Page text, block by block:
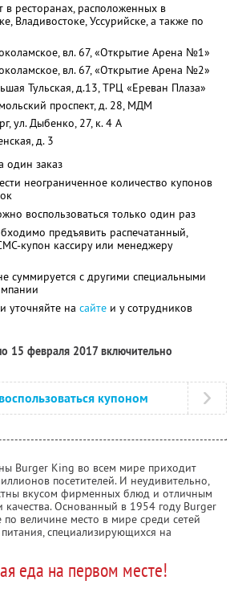
в ресторанах, расположенных в
Владивостоке, Уссурийске, а также по
вл. 67, «Открытие Арена №1»
вл. 67, «Открытие Арена №2»
Тульская, д.13, ТРЦ «Ереван Плаза»
проспект, д. 28, МДМ
ул. Дыбенко, 27, к. 4 А
д. 3
один заказ
неограниченное количество купонов
воспользоваться только один раз
предъявить распечатанный,
купон кассиру или менеджеру
суммируется с другими специальными
уточняйте на сайте и у сотрудников
15 февраля 2017 включительно
купоном
Burger King во всем мире приходит
посетителей. И неудивительно,
вкусом фирменных блюд и отличным
Основанный в 1954 году Burger
величине место в мире среди сетей
специализирующихся на
еда на первом месте!